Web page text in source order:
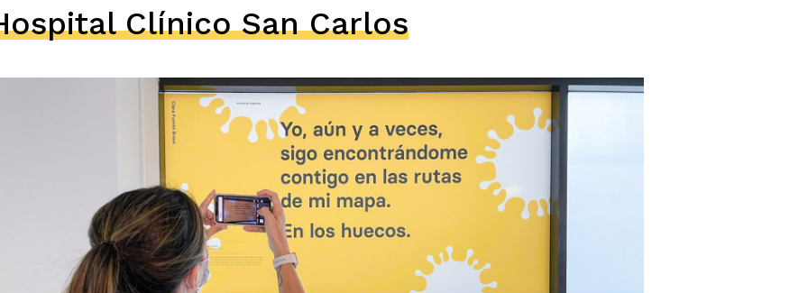
Clínico San Carlos